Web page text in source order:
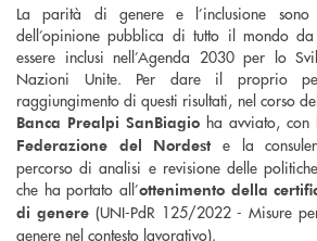
La parità di genere e l’inclusione
dell’opinione pubblica di tutto il mondo
essere inclusi nell’Agenda 2030 per lo
Nazioni Unite. Per dare il proprio
raggiungimento di questi risultati, nel corso
Banca Prealpi SanBiagio ha avviato, con
Federazione del Nordest e la
percorso di analisi e revisione delle
che ha portato all’ottenimento della
di genere (UNI-PdR 125/2022 - Misure
genere nel contesto lavorativo).